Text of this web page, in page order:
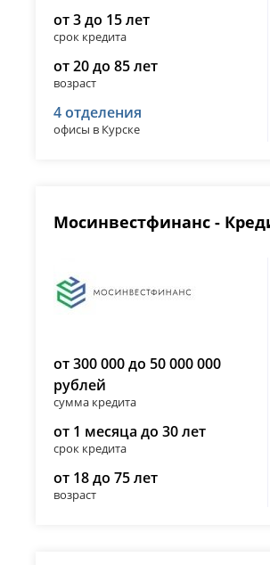
от 3 до 15 лет
срок кредита
от 20 до 85 лет
возраст
4 отделения
офисы в Курске
Мосинвестфинанс -
от 300 000 до 50 000 000
рублей
сумма кредита
от 1 месяца до 30 лет
срок кредита
от 18 до 75 лет
возраст